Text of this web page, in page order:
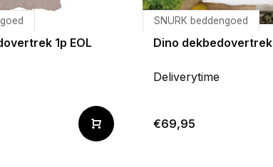
1p EOL
SNURK beddengoed
Dino dekbedovertrek
Deliverytime
€69,95